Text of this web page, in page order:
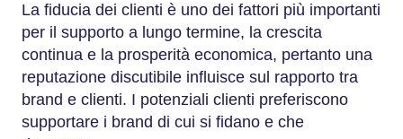
La fiducia dei clienti è uno dei fattori più importanti
per il supporto a lungo termine, la crescita
continua e la prosperità economica, pertanto una
reputazione discutibile influisce sul rapporto tra
brand e clienti. I potenziali clienti preferiscono
supportare i brand di cui si fidano e che